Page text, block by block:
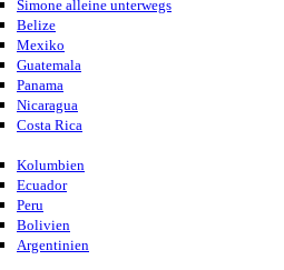
Simone alleine unterwegs
Belize
Mexiko
Guatemala
Panama
Nicaragua
Costa Rica
Kolumbien
Ecuador
Peru
Bolivien
Argentinien